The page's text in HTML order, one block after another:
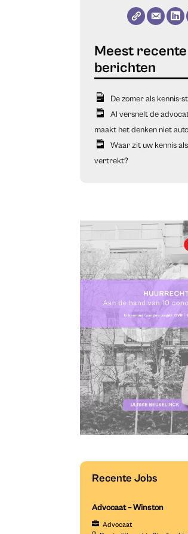
De zomer als kennis-
AI versnelt de
maakt het denken niet
Waar zit uw kennis
vertrekt?
Recente Jobs
Advocaat – Winston
Advocaat